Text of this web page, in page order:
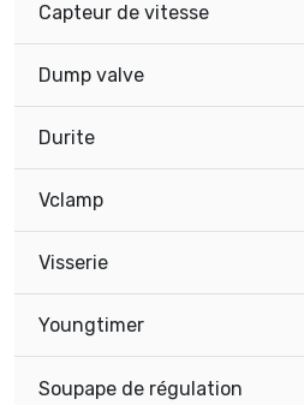
Capteur de vitesse
Dump valve
Durite
Vclamp
Visserie
Youngtimer
Soupape de régulation